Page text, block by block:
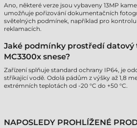
Ano, některé verze jsou vybaveny 13MP
umožňuje pořizování dokumentačních
světelných podmínek, například pro
reklamacích.
Jaké podmínky prostředí datový
MC3300x snese?
Zařízení splňuje standard ochrany IP64, je
stříkající vodě. Odolá pádům z výšky až 1,8
extrémních teplotách od -20 °C do +50 °C.
NAPOSLEDY PROHLÍŽENÉ